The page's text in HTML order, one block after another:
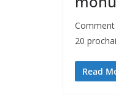
20
Read